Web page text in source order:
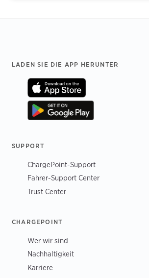
LADEN SIE DIE APP HERUNTER
SUPPORT
ChargePoint-Support
Fahrer-Support Center
Trust Center
CHARGEPOINT
Wer wir sind
Nachhaltigkeit
Karriere